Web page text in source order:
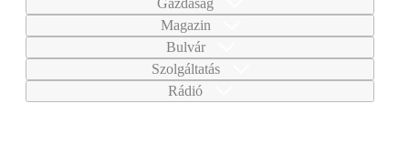
Magazin
Bulvár
Szolgáltatás
Rádió